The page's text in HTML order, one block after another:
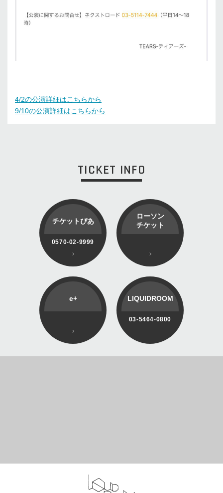
4/2の公演詳細はこちらから
9/10の公演詳細はこちらから
TICKET INFO
チケットぴあ
0570-02-9999
ローソン
チケット
e+ LIQUIDROOM
03-5464-0800